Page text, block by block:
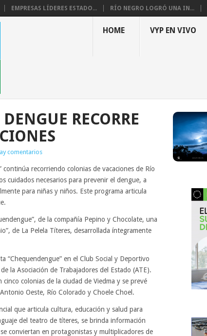
EMPRESAS LÍDERES ESTADO... RÍO NEGRO LOGRÓ UNA IN...
HOME VYP EN VIVO
RECORRE
comentarios
recorriendo colonias de vacaciones de Río
cuidados necesarios para prevenir el dengue, a
para niñas y niños. Este programa articula
de la compañía Pepino y Chocolate, una
de La Pelela Títeres, desarrollada íntegramente
“Chequendengue” en el Club Social y Deportivo
la Asociación de Trabajadores del Estado (ATE).
colonias de la ciudad de Viedma y se prevé
Oeste, Río Colorado y Choele Choel.
que articula cultura, educación y salud para
del teatro de títeres, se brinda información
conviertan en protagonistas y multiplicadores de